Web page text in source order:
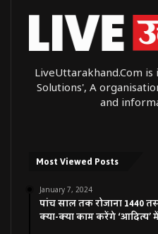
LiveUttarakhand.Com
Solutions', A
and
Most Viewed Posts
January 7, 2024
पांच साल तक रोजाना 1440
क्या-क्या काम करेंगे ‘आदित्य’